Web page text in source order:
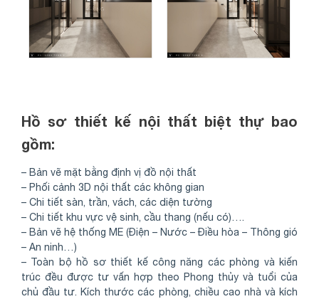
Hồ sơ thiết kế nội thất biệt thự bao
gồm:
– Bản vẽ mặt bằng định vị đồ nội thất
– Phối cảnh 3D nội thất các không gian
– Chi tiết sàn, trần, vách, các diện tường
– Chi tiết khu vực vệ sinh, cầu thang (nếu có)….
– Bản vẽ hệ thống ME (Điện – Nước – Điều hòa – Thông gió
– An ninh…)
– Toàn bộ hồ sơ thiết kế công năng các phòng và kiến
trúc đều được tư vấn hợp theo Phong thủy và tuổi của
chủ đầu tư. Kích thước các phòng, chiều cao nhà và kích